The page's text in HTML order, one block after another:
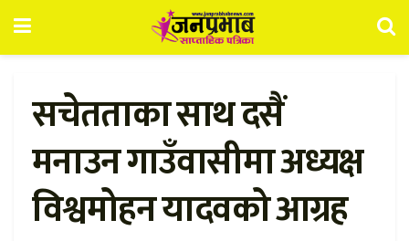
सचेतताका साथ दसैं
मनाउन गाउँवासीमा अध्यक्ष
विश्वमोहन यादवको आग्रह